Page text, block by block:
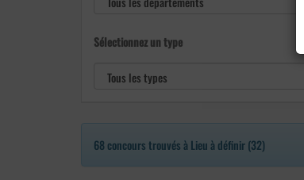
Sélectionnez un type
68 concours trouvés à Lieu à définir (32)